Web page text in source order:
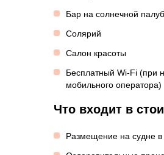
Бар на солнечной
Солярий
Салон красоты
Бесплатный Wi-Fi (при
мобильного оператора)
Что входит в
Размещение на судне в